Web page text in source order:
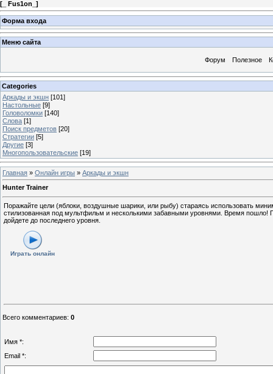
[ _ Fus1on_ ]
Форма входа
Меню сайта
Форум Полезное
Categories
Аркады и экшн [101]
Настольные [9]
Головоломки [140]
Слова [1]
Поиск предметов [20]
Стратегии [5]
Другие [3]
Многопользовательские [19]
Главная » Онлайн игры » Аркады и экшн
Hunter Trainer
Поражайте цели (яблоки, воздушные шарики, или рыбу) стараясь использовать
стилизованная под мультфильм и несколькими забавными уровнями. Время пошло!
дойдете до последнего уровня.
Играть онлайн
Всего комментариев: 0
Имя *:
Email *: